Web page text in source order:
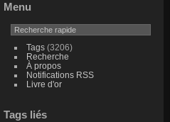
Menu
Tags(3206)
Recherche
À propos
Notifications RSS
Livre d'or
Tags liés